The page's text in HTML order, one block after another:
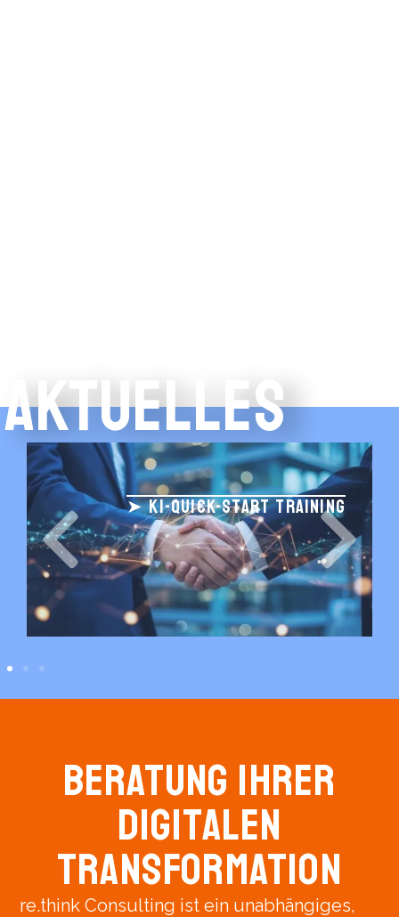
AKTUELLES
➤ KI-QUICK-START TRAINING
Beratung Ihrer
Digitalen
Transformation
re.think Consulting ist ein unabhängiges,